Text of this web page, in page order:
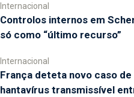
Internacional
Controlos internos em
só como “último recurso”
Internacional
França deteta novo caso de
hantavírus transmissível